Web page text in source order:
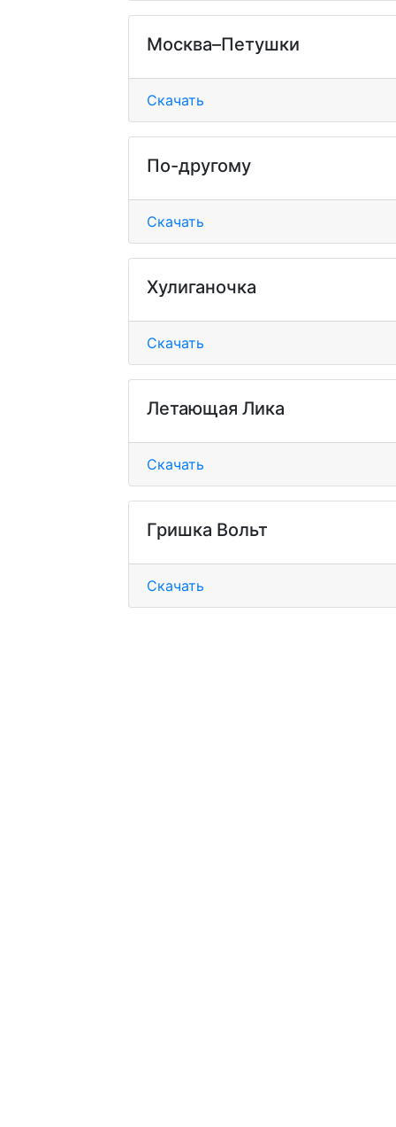
Москва–Петушки
Скачать
По-другому
Скачать
Хулиганочка
Скачать
Летающая Лика
Скачать
Гришка Вольт
Скачать